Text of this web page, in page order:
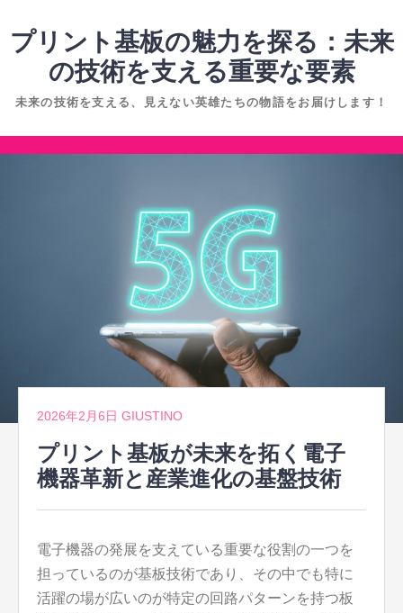
ン
へ
ス
プリント基板の魅力を探る：未来
の技術を支える重要な要素
未来の技術を支える、見えない英雄たちの物語をお届けします！
コ
2026年2月6日 GIUSTINO
プリント基板が未来を拓く電子
機器革新と産業進化の基盤技術
電子機器の発展を支えている重要な役割の一つを
担っているのが基板技術であり、その中でも特に
活躍の場が広いのが特定の回路パターンを持つ板